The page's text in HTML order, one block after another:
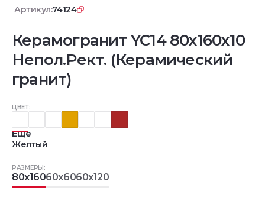
Артикул:74124
Керамогранит YC14 80x160x10
Непол.Рект. (Керамический
гранит)
ЦВЕТ:
Еще
Желтый
РАЗМЕРЫ:
80x16060x6060x120